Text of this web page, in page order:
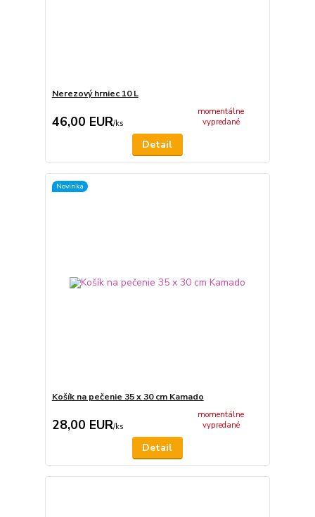
Nerezový hrniec 10 L
46,00 EUR/ks
momentálne
vypredané
Detail
Novinka
Košík na pečenie 35 x 30 cm Kamado
28,00 EUR/ks
momentálne
vypredané
Detail